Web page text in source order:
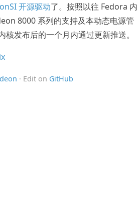
开源驱动了。按照以往 Fedora 内
8000 系列的支持及本动态电源管
核发布后的一个月内通过更新推送。
· Edit on GitHub